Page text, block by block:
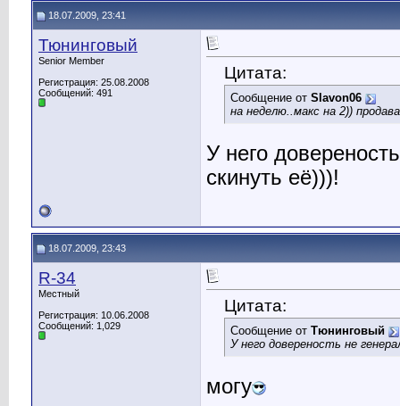
18.07.2009, 23:41
Тюнинговый
Senior Member
Регистрация: 25.08.2008
Сообщений: 491
Цитата:
Сообщение от Slavon06
на неделю..макс на 2))
У него
скинуть её)))!
18.07.2009, 23:43
R-34
Местный
Регистрация: 10.06.2008
Сообщений: 1,029
Цитата:
Сообщение от Тюнинговый
У него довереность не
могу